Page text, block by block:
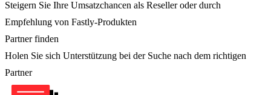
Steigern Sie Ihre Umsatzchancen als Reseller oder durch
Empfehlung von Fastly-Produkten
Partner finden
Holen Sie sich Unterstützung bei der Suche nach dem richtigen
Partner